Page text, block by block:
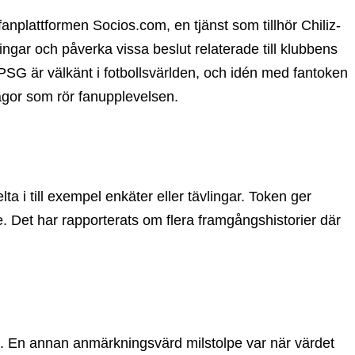
Socios.com, en tjänst som tillhör Chiliz-
och påverka vissa beslut relaterade till klubbens
är välkänt i fotbollsvärlden, och idén med fantoken
som rör fanupplevelsen.
i till exempel enkäter eller tävlingar. Token ger
Det har rapporterats om flera framgångshistorier där
annan anmärkningsvärd milstolpe var när värdet